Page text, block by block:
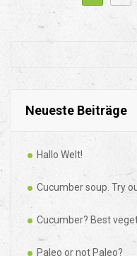
Neueste Beiträge
Hallo Welt!
Cucumber soup. Try
Cucumber? Best
Paleo or not Paleo?